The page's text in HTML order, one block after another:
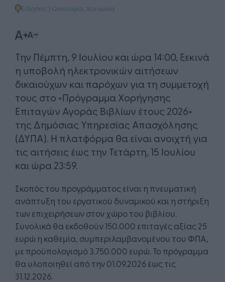
Ειδήσεις | Οικονομία Κοινωνία
Την Πέμπτη, 9 Ιουλίου και ώρα 14:00, ξεκινά
η υποβολή ηλεκτρονικών αιτήσεων
δικαιούχων και παρόχων για τη συμμετοχή
τους στο «Πρόγραμμα Χορήγησης
Επιταγών Αγοράς Βιβλίων έτους 2026»
της Δημόσιας Υπηρεσίας Απασχόλησης
(ΔΥΠΑ). Η πλατφόρμα θα είναι ανοιχτή για
τις αιτήσεις έως την Τετάρτη, 15 Ιουλίου
και ώρα 23:59.
Σκοπός του προγράμματος είναι η πνευματική
ανάπτυξη του εργατικού δυναμικού και η στήριξη
των επιχειρήσεων στον χώρο του βιβλίου.
Συνολικά θα εκδοθούν 150.000 επιταγές αξίας 25
ευρώ η καθεμία, συμπεριλαμβανομένου του ΦΠΑ,
με προϋπολογισμό 3.750.000 ευρώ. Το πρόγραμμα
θα υλοποιηθεί από την 01.09.2026 έως τις
31.12.2026.